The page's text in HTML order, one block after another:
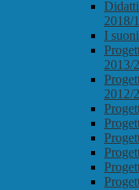
2018/
I
2013/
2012/